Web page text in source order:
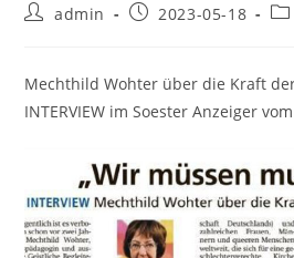
Beitrags-
admin
Beitrag2023-05-18
Mechthild Wohter über die Kraft
INTERVIEW im Soester Anzeiger